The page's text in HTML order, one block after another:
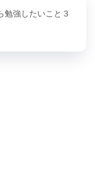
勉強したいこと３